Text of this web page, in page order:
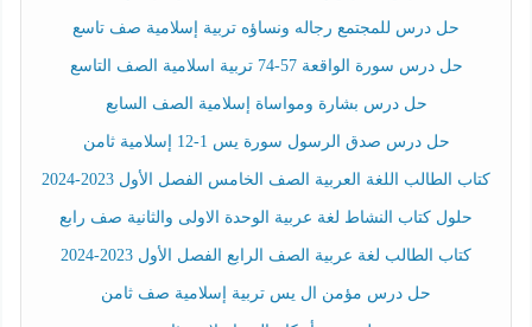
حل درس للمجتمع رجاله ونساؤه تربية إسلامية صف تاسع
حل درس سورة الواقعة 57-74 تربية اسلامية الصف التاسع
حل درس بشارة ومواساة إسلامية الصف السابع
حل درس صدق الرسول سورة يس 1-12 إسلامية ثامن
كتاب الطالب اللغة العربية الصف الخامس الفصل الأول 2023-2024
حلول كتاب النشاط لغة عربية الوحدة الاولى والثانية صف رابع
كتاب الطالب لغة عربية الصف الرابع الفصل الأول 2023-2024
حل درس مؤمن ال يس تربية إسلامية صف ثامن